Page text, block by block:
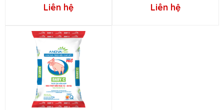
Liên hệ Liên hệ